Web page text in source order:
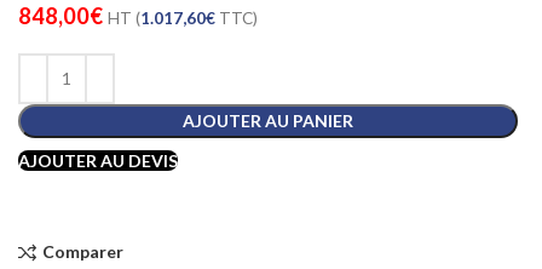
848,00€ HT (1.017,60€ TTC)
AJOUTER AU PANIER
AJOUTER AU DEVIS
Comparer